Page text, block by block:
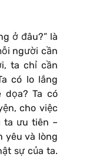
ở đâu?” là
người cần
ta chỉ cần
có lo lắng
dọa? Ta có
cho việc
ta ưu tiên –
yêu và lòng
sự của ta.